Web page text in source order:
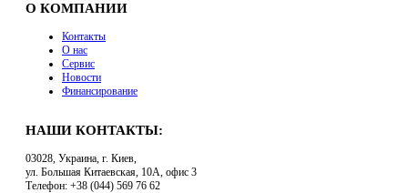
О КОМПАНИИ
Контакты
О нас
Сервис
Новости
Финансирование
НАШИ КОНТАКТЫ:
03028, Украина, г. Киев,
ул. Большая Китаевская, 10А, офис 3
Телефон: +38 (044) 569 76 62